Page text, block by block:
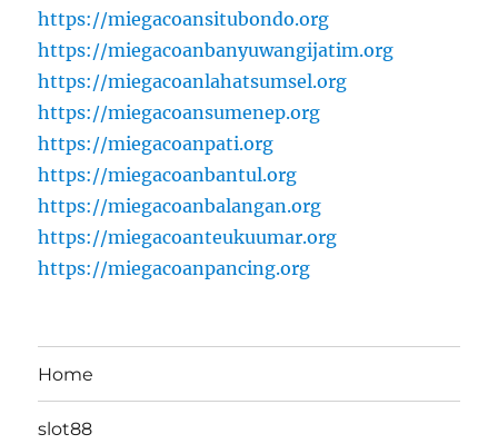
https://miegacoansitubondo.org
https://miegacoanbanyuwangijatim.org
https://miegacoanlahatsumsel.org
https://miegacoansumenep.org
https://miegacoanpati.org
https://miegacoanbantul.org
https://miegacoanbalangan.org
https://miegacoanteukuumar.org
https://miegacoanpancing.org
Home
slot88